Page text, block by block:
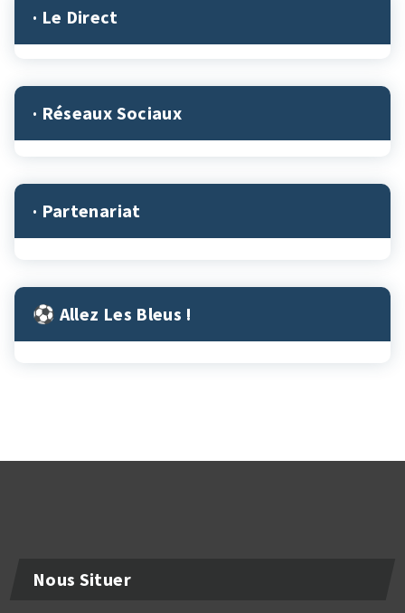
· Le Direct
· Réseaux Sociaux
· Partenariat
⚽︎ Allez Les Bleus !
Nous Situer